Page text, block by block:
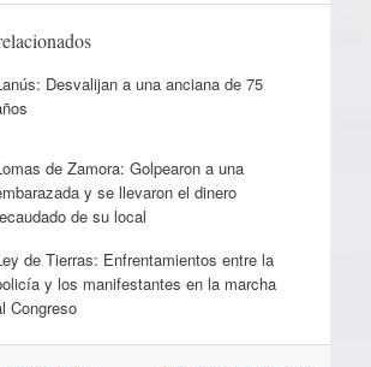
Desvalijan a una anciana de 75
de Zamora: Golpearon a una
y se llevaron el dinero
de su local
de Tierras: Enfrentamientos entre la
y los manifestantes en la marcha
Congreso